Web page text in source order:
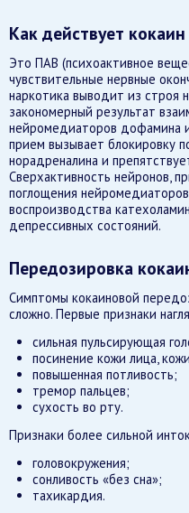
Как действует
Это ПАВ (психоактивное
чувствительные нервные
наркотика выводит из строя
закономерный результат
нейромедиаторов дофамина
прием вызывает блокировку
норадреналина и
Сверхактивность нейронов,
поглощения
воспроизводства
депрессивных состояний.
Передозировка
Симптомы кокаиновой
сложно. Первые признаки
сильная пульсирующая
посинение кожи лица,
повышенная потливость;
тремор пальцев;
сухость во рту.
Признаки более сильной
головокружения;
сонливость «без сна»;
тахикардия.